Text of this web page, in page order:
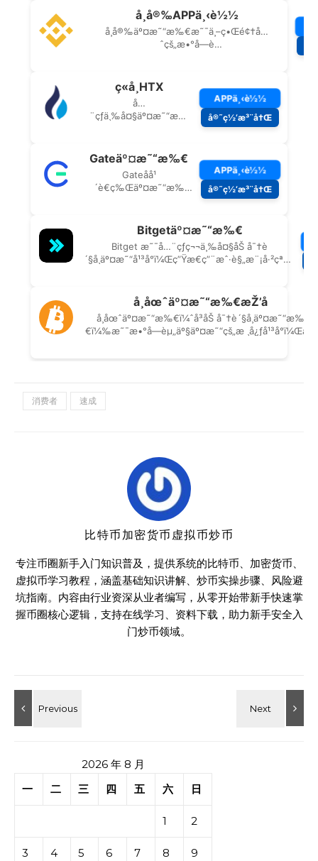
消费者 速成
比特币加密货币虚拟币炒币
专注币圈新手入门知识普及，提供系统的比特币、加密货币、
虚拟币学习教程，涵盖基础知识讲解、炒币实操步骤、风险避
坑指南。内容由行业资深从业者编写，从零开始带新手快速掌
握币圈核心逻辑，支持在线学习、资料下载，助力新手安全入
门炒币领域。
2026 年 8 月
一
二 三 四 五 六 日
1 2
3 4 5 6 7 8 9